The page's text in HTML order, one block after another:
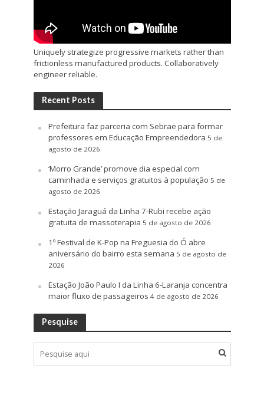
Uniquely strategize progressive markets rather than
frictionless manufactured products. Collaboratively
engineer reliable.
Recent Posts
Prefeitura faz parceria com Sebrae para formar
professores em Educação Empreendedora 5 de
agosto de 2026
‘Morro Grande’ promove dia especial com
caminhada e serviços gratuitos à população 5 de
agosto de 2026
Estação Jaraguá da Linha 7-Rubi recebe ação
gratuita de massoterapia 5 de agosto de 2026
1º Festival de K-Pop na Freguesia do Ó abre
aniversário do bairro esta semana 5 de agosto de
2026
Estação João Paulo I da Linha 6-Laranja concentra
maior fluxo de passageiros 4 de agosto de 2026
Pesquise